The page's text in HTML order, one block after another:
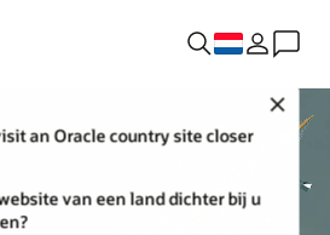
an Oracle country site closer
van een land dichter bij u